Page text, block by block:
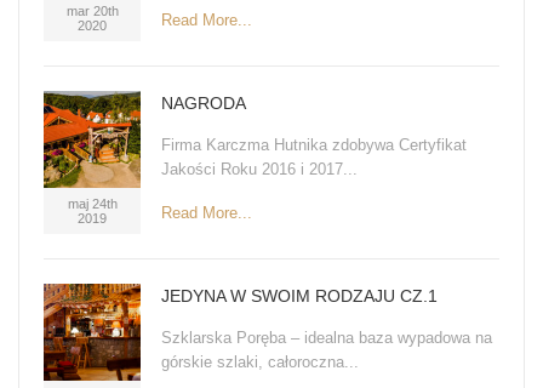
mar 20th
2020
Read More...
maj 24th
2019
NAGRODA
Firma Karczma Hutnika zdobywa Certyfikat
Jakości Roku 2016 i 2017...
Read More...
JEDYNA W SWOIM RODZAJU CZ.1
Szklarska Poręba – idealna baza wypadowa na
górskie szlaki, całoroczna...